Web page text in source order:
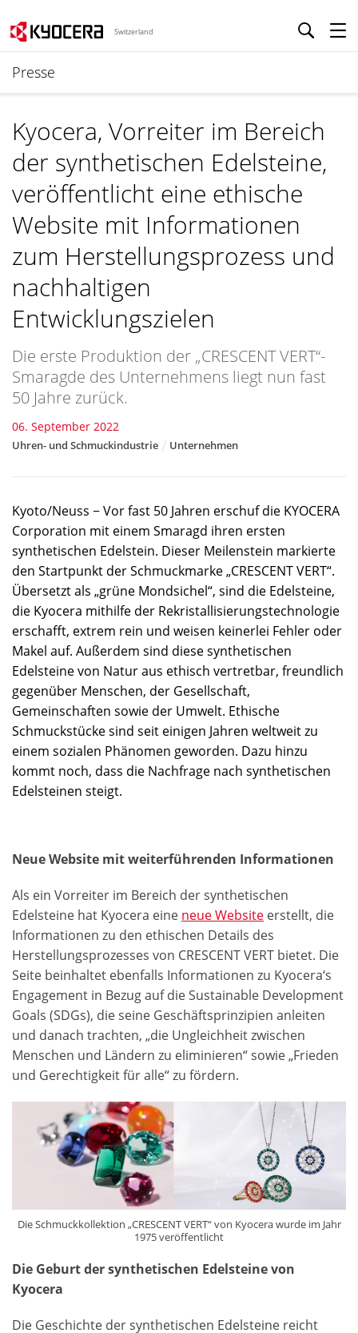
Switzerland
Presse
Kyocera, Vorreiter im Bereich
der synthetischen Edelsteine,
veröffentlicht eine ethische
Website mit Informationen
zum Herstellungsprozess und
nachhaltigen
Entwicklungszielen
Die erste Produktion der „CRESCENT VERT“-
Smaragde des Unternehmens liegt nun fast
50 Jahre zurück.
06. September 2022
Uhren- und Schmuckindustrie Unternehmen
Kyoto/Neuss − Vor fast 50 Jahren erschuf die KYOCERA
Corporation mit einem Smaragd ihren ersten
synthetischen Edelstein. Dieser Meilenstein markierte
den Startpunkt der Schmuckmarke „CRESCENT VERT“.
Übersetzt als „grüne Mondsichel“, sind die Edelsteine,
die Kyocera mithilfe der Rekristallisierungstechnologie
erschafft, extrem rein und weisen keinerlei Fehler oder
Makel auf. Außerdem sind diese synthetischen
Edelsteine von Natur aus ethisch vertretbar, freundlich
gegenüber Menschen, der Gesellschaft,
Gemeinschaften sowie der Umwelt. Ethische
Schmuckstücke sind seit einigen Jahren weltweit zu
einem sozialen Phänomen geworden. Dazu hinzu
kommt noch, dass die Nachfrage nach synthetischen
Edelsteinen steigt.
Neue Website mit weiterführenden Informationen
Als ein Vorreiter im Bereich der synthetischen
Edelsteine hat Kyocera eine neue Website erstellt, die
Informationen zu den ethischen Details des
Herstellungsprozesses von CRESCENT VERT bietet. Die
Seite beinhaltet ebenfalls Informationen zu Kyocera‘s
Engagement in Bezug auf die Sustainable Development
Goals (SDGs), die seine Geschäftsprinzipien anleiten
und danach trachten, „die Ungleichheit zwischen
Menschen und Ländern zu eliminieren“ sowie „Frieden
und Gerechtigkeit für alle“ zu fördern.
Die Schmuckkollektion „CRESCENT VERT“ von Kyocera wurde im Jahr
1975 veröffentlicht
Die Geburt der synthetischen Edelsteine von
Kyocera
Die Geschichte der synthetischen Edelsteine reicht